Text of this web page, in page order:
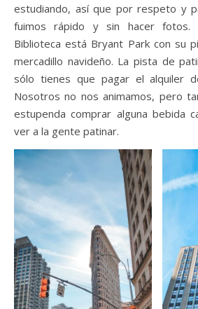
estudiando, así que por respeto y
fuimos rápido y sin hacer fotos.
Biblioteca está Bryant Park con su
mercadillo navideño. La pista de
sólo tienes que pagar el alquiler
Nosotros no nos animamos, pero
estupenda comprar alguna bebida
ver a la gente patinar.